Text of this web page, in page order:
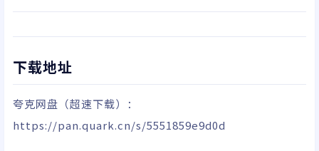
下载地址
夸克网盘 （超速下载）
：
https://pan.quark.cn/s/5551859e9d0d